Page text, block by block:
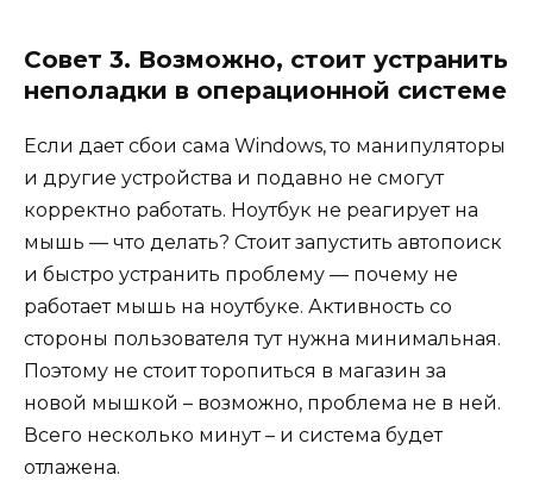
Совет 3. Возможно, стоит устранить
неполадки в операционной системе
Если дает сбои сама Windows, то манипуляторы
и другие устройства и подавно не смогут
корректно работать. Ноутбук не реагирует на
мышь — что делать? Стоит запустить автопоиск
и быстро устранить проблему — почему не
работает мышь на ноутбуке. Активность со
стороны пользователя тут нужна минимальная.
Поэтому не стоит торопиться в магазин за
новой мышкой – возможно, проблема не в ней.
Всего несколько минут – и система будет
отлажена.